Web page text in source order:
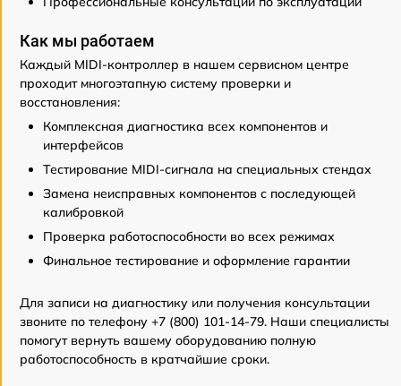
Как мы работаем
Каждый MIDI-контроллер в нашем сервисном центре
проходит многоэтапную систему проверки и
восстановления:
Комплексная диагностика всех компонентов и
интерфейсов
Тестирование MIDI-сигнала на специальных стендах
Замена неисправных компонентов с последующей
калибровкой
Проверка работоспособности во всех режимах
Финальное тестирование и оформление гарантии
Для записи на диагностику или получения консультации
звоните по телефону +7 (800) 101-14-79. Наши специалисты
помогут вернуть вашему оборудованию полную
работоспособность в кратчайшие сроки.